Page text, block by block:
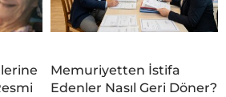
Memuriyetten İstifa
Edenler Nasıl Geri Döner?